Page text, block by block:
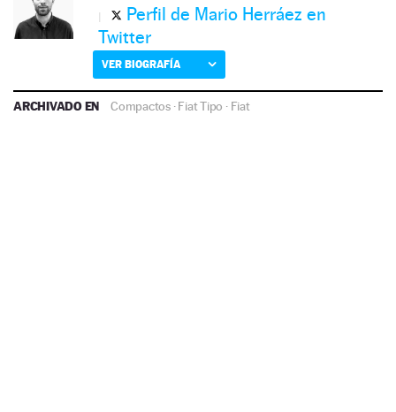
Perfil de Mario Herráez en
Twitter
VER BIOGRAFÍA
ARCHIVADO EN Compactos·Fiat Tipo · Fiat